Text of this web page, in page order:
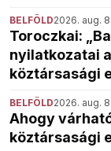
BELFÖLD2026. aug.
Toroczkai:
nyilatkozatai
köztársasági
BELFÖLD2026. aug.
Ahogy
köztársasági